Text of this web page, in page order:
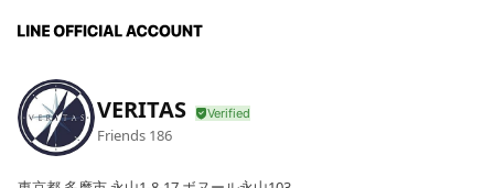
VERITAS
Friends 186